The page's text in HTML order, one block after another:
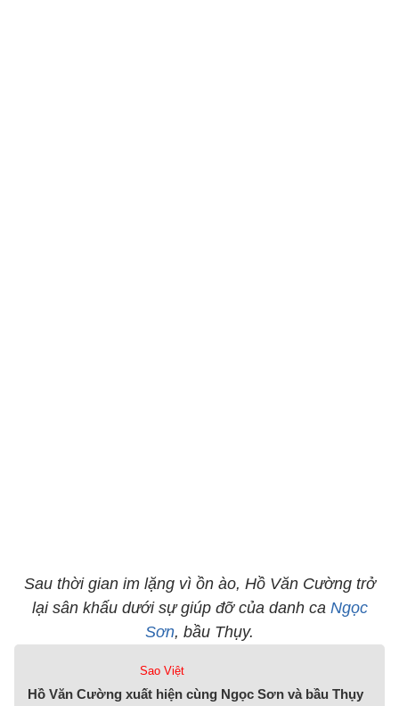
Sau thời gian im lặng vì ồn ào, Hồ Văn Cường trở
lại sân khấu dưới sự giúp đỡ của danh ca Ngọc
Sơn, bầu Thụy.
Sao Việt
Hồ Văn Cường xuất hiện cùng Ngọc Sơn và bầu Thụy